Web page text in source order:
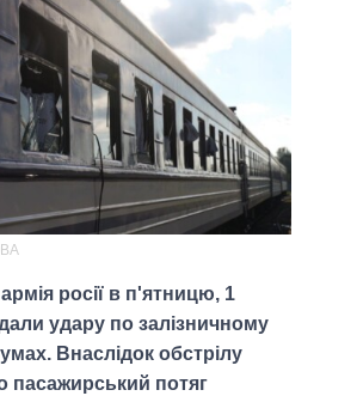
росії в п'ятницю, 1
удару по залізничному
Внаслідок обстрілу
пасажирський потяг